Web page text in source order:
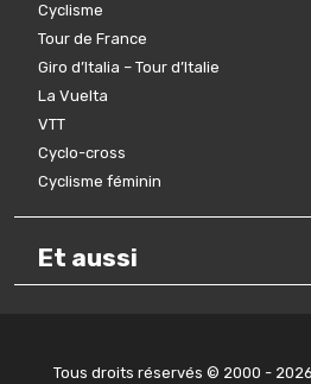
Cyclisme
Tour de France
Giro d’Italia – Tour d’Italie
La Vuelta
VTT
Cyclo-cross
Cyclisme féminin
Et aussi
Tous droits réservés © 2000 - 2026